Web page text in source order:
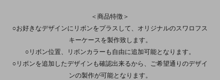
＜商品特徴＞
○お好きなデザインにリボンをプラスして、オリジナルのスワロフス
キーケースを製作致します。
○リボン位置、リボンカラーも自由に追加可能となります。
○リボンを追加したデザインも確認出来るから、ご希望通りのデザイ
ンの製作が可能となります。